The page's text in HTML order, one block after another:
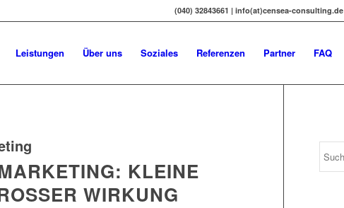
(040) 32843661 | info(at)censea-consulting.de
Leistungen Über uns Soziales Referenzen Partner FAQ
KLEINE
WIRKUNG